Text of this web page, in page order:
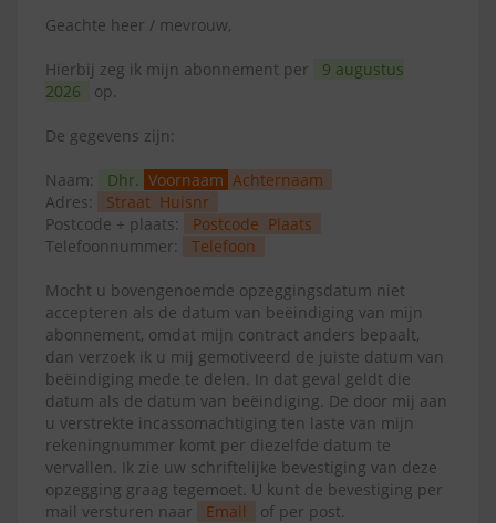
Geachte heer / mevrouw,
Hierbij zeg ik mijn abonnement per
9 augustus
2026
op.
De gegevens zijn:
Naam: Dhr. Voornaam Achternaam
Adres:
Straat Huisnr
Postcode + plaats:
Postcode Plaats
Telefoonnummer:
Telefoon
Mocht u bovengenoemde opzeggingsdatum niet
accepteren als de datum van beëindiging van mijn
abonnement, omdat mijn contract anders bepaalt,
dan verzoek ik u mij gemotiveerd de juiste datum van
beëindiging mede te delen. In dat geval geldt die
datum als de datum van beëindiging. De door mij aan
u verstrekte incassomachtiging ten laste van mijn
rekeningnummer komt per diezelfde datum te
vervallen. Ik zie uw schriftelijke bevestiging van deze
opzegging graag tegemoet. U kunt de bevestiging per
mail versturen naar
Email of per post.